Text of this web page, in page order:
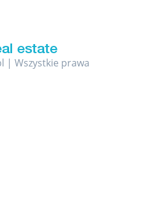
| Wszystkie prawa